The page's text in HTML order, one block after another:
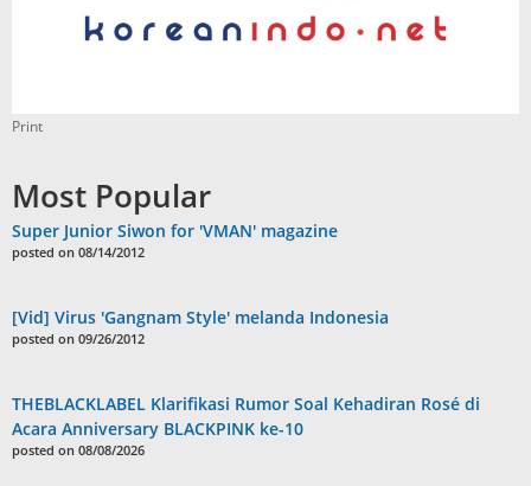
Print
Most Popular
Super Junior Siwon for 'VMAN' magazine
posted on 08/14/2012
[Vid] Virus 'Gangnam Style' melanda Indonesia
posted on 09/26/2012
THEBLACKLABEL Klarifikasi Rumor Soal Kehadiran Rosé di
Acara Anniversary BLACKPINK ke-10
posted on 08/08/2026